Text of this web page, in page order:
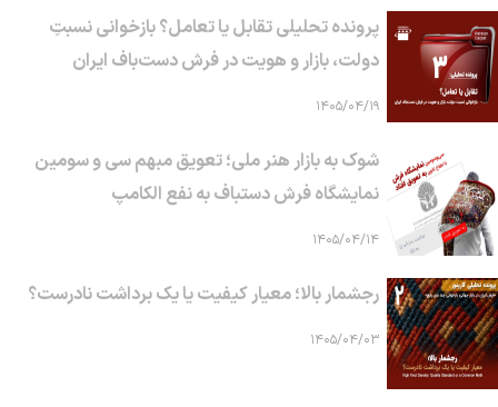
پرونده تحلیلی تقابل یا تعامل؟ بازخوانی نسبتِ
دولت، بازار و هویت در فرش دست‌باف ایران
۱۴۰۵/۰۴/۱۹
شوک به بازار هنر ملی؛ تعویق مبهم سی و سومین
نمایشگاه فرش دستباف به نفع الکامپ
۱۴۰۵/۰۴/۱۴
رجشمار بالا؛ معیار کیفیت یا یک برداشت نادرست؟
۱۴۰۵/۰۴/۰۳